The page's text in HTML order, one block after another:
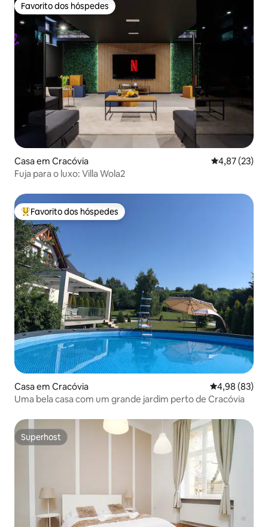
Favorito dos hóspedes
Favorito dos hóspedes
Casa em Cracóvia Classificação
4,87 (23)
Fuja para o luxo: Villa Wola2
Favoritos dos hóspedes mais apreciados
Favorito dos hóspedes
Casa em Cracóvia Classificação
4,98 (83)
Uma bela casa com um grande jardim perto de Cracóvia
Superhost
Superhost